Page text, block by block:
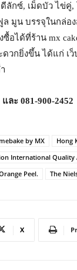
กซ์, เม็ดบัว ไข่คู่
มูน บรรจุในกล่อ
ได้ที่ร้าน mx
ดวกยิ่งขึ้น ได้แก่ เ
และ 081-900-2452
by MX Hong
International Quality
Peel. The
X